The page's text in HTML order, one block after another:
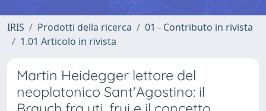
IRIS Prodotti della ricerca
01 - Contributo in rivista
1.01 Articolo in rivista
Martin Heidegger lettore del
neoplatonico Sant'Agostino: il